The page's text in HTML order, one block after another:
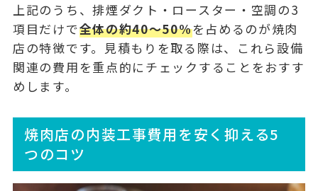
上記のうち、排煙ダクト・ロースター・空調の3
項目だけで全体の約40〜50%を占めるのが焼肉
店の特徴です。見積もりを取る際は、これら設備
関連の費用を重点的にチェックすることをおすす
めします。
焼肉店の内装工事費用を安く抑える5
つのコツ